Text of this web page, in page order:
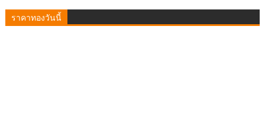
ราคาทองวันนี้